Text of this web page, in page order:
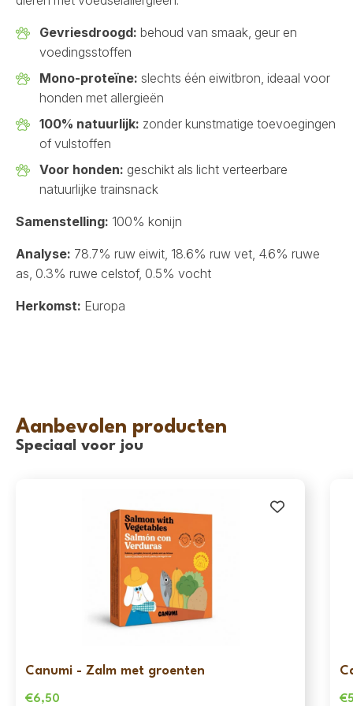
Gevriesdroogd: behoud van smaak, geur en
voedingsstoffen
Mono-proteïne: slechts één eiwitbron, ideaal voor
honden met allergieën
100% natuurlijk: zonder kunstmatige toevoegingen
of vulstoffen
Voor honden: geschikt als licht verteerbare
natuurlijke trainsnack
Samenstelling: 100% konijn
Analyse: 78.7% ruw eiwit, 18.6% ruw vet, 4.6% ruwe
as, 0.3% ruwe celstof, 0.5% vocht
Herkomst: Europa
Aanbevolen producten
Speciaal voor jou
Canumi - Zalm met groenten
€6,50 €